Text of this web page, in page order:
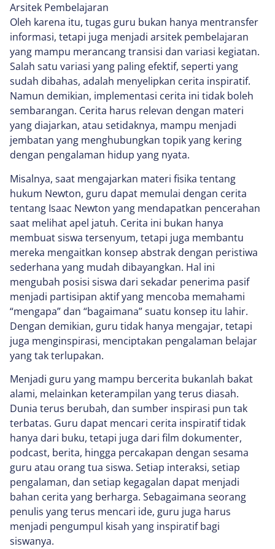
Arsitek Pembelajaran
Oleh karena itu, tugas guru bukan hanya mentransfer
informasi, tetapi juga menjadi arsitek pembelajaran
yang mampu merancang transisi dan variasi kegiatan.
Salah satu variasi yang paling efektif, seperti yang
sudah dibahas, adalah menyelipkan cerita inspiratif.
Namun demikian, implementasi cerita ini tidak boleh
sembarangan. Cerita harus relevan dengan materi
yang diajarkan, atau setidaknya, mampu menjadi
jembatan yang menghubungkan topik yang kering
dengan pengalaman hidup yang nyata.
Misalnya, saat mengajarkan materi fisika tentang
hukum Newton, guru dapat memulai dengan cerita
tentang Isaac Newton yang mendapatkan pencerahan
saat melihat apel jatuh. Cerita ini bukan hanya
membuat siswa tersenyum, tetapi juga membantu
mereka mengaitkan konsep abstrak dengan peristiwa
sederhana yang mudah dibayangkan. Hal ini
mengubah posisi siswa dari sekadar penerima pasif
menjadi partisipan aktif yang mencoba memahami
“mengapa” dan “bagaimana” suatu konsep itu lahir.
Dengan demikian, guru tidak hanya mengajar, tetapi
juga menginspirasi, menciptakan pengalaman belajar
yang tak terlupakan.
Menjadi guru yang mampu bercerita bukanlah bakat
alami, melainkan keterampilan yang terus diasah.
Dunia terus berubah, dan sumber inspirasi pun tak
terbatas. Guru dapat mencari cerita inspiratif tidak
hanya dari buku, tetapi juga dari film dokumenter,
podcast, berita, hingga percakapan dengan sesama
guru atau orang tua siswa. Setiap interaksi, setiap
pengalaman, dan setiap kegagalan dapat menjadi
bahan cerita yang berharga. Sebagaimana seorang
penulis yang terus mencari ide, guru juga harus
menjadi pengumpul kisah yang inspiratif bagi
siswanya.